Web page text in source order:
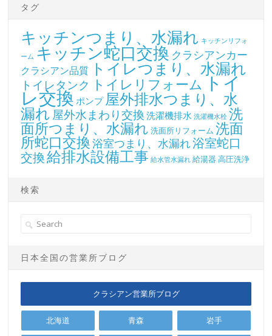
タグ
キッチンつまり、水漏れ キッチンリフォ
ーム キッチン蛇口交換 クラシアンカー
クラシアン品質 トイレつまり、水漏れ
トイレタンク トイレリフォーム トイ
レ交換 ポンプ 屋外排水つまり、水
漏れ屋外水まわり交換 洗濯機排水 洗濯機水栓 洗
面所つまり、水漏れ 洗面所リフォーム 洗面
所蛇口交換浴室つまり、水漏れ浴室蛇口
交換給排水設備工事 給水管水漏れ 給湯器 高圧洗浄
検索
日本全国の営業所ブログ
クラシアン営業所ブログ
北海道 青森 岩手